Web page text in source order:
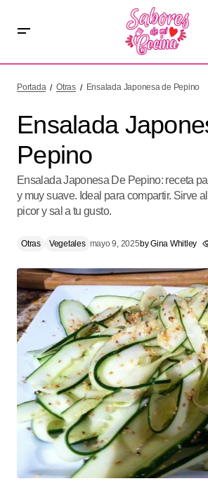
Portada Otras Ensalada Japonesa de Pepino
Ensalada
Pepino
Ensalada Japonesa De Pepino: receta
y muy suave. Ideal para compartir. Sirve
picor y sal a tu gusto.
Otras Vegetales mayo 9, 2025byGina Whitley